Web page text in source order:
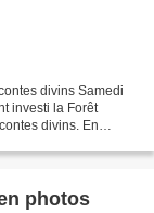
divins Samedi
investi la Forêt
divins. En
photos